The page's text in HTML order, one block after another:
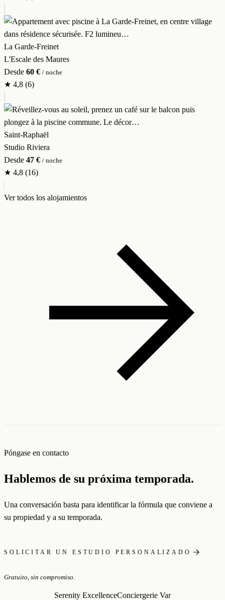
La Garde-Freinet
L'Escale des Maures
Desde 60 € / noche
★ 4,8 (6)
Saint-Raphaël
Studio Riviera
Desde 47 € / noche
★ 4,8 (16)
Ver todos los alojamientos
Póngase en contacto
Hablemos de su próxima temporada.
Una conversación basta para identificar la fórmula que conviene a
su propiedad y a su temporada.
SOLICITAR UN ESTUDIO PERSONALIZADO
Gratuito, sin compromiso.
Serenity ExcellenceConciergerie Var